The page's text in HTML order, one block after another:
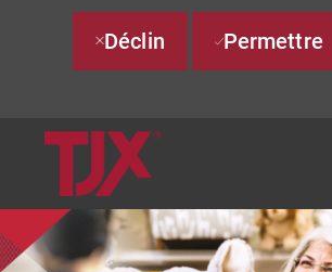
SKIP TO MAIN CONTENT
Déclin Permettre